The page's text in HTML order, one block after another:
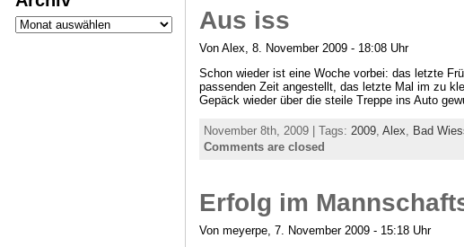
Archiv Aus iss
Von Alex, 8. November 2009 - 18:08 Uhr
Schon wieder ist eine Woche vorbei: das letzte
passenden Zeit angestellt, das letzte Mal im zu
Gepäck wieder über die steile Treppe ins Auto
November 8th, 2009 | Tags: 2009, Alex Bad
Comments are closed
Erfolg im
Von meyerpe, 7. November 2009 - 15:18 Uhr